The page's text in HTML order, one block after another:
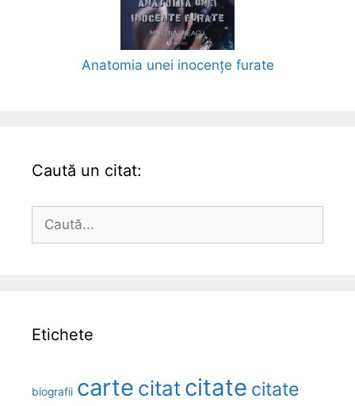
Anatomia unei inocențe furate
Caută un citat:
Caută
Etichete
biografii carte citatcitate citate